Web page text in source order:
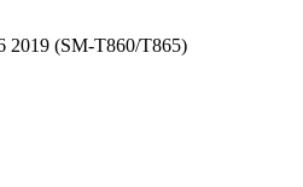
2019 (SM-T860/T865)